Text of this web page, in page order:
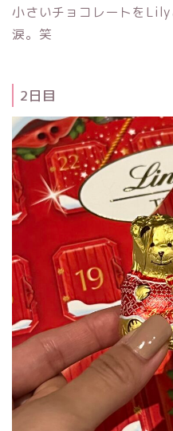
小さいチョコレートを
涙。笑
2日目